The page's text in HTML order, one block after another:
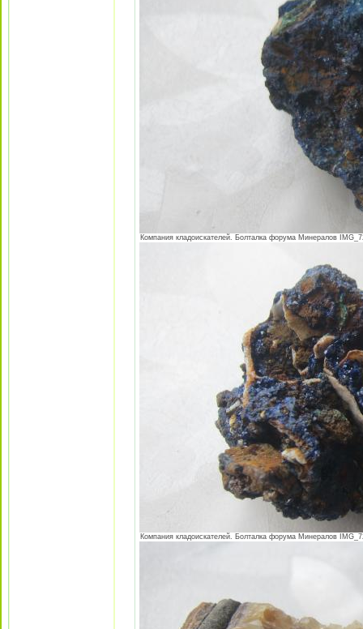
Компания кладоискателей. Болталка форума Минералов
Компания кладоискателей. Болталка форума Минералов